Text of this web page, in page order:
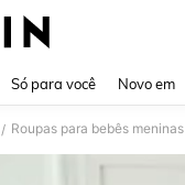
Só para você Novo em
/ Roupas para bebês meninas